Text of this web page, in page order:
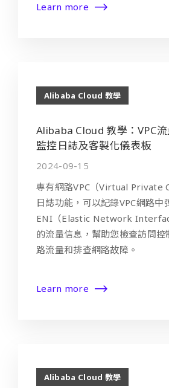
Learn more
Alibaba Cloud 教學
Alibaba Cloud 教學：VPC
監控日誌及客製化儀表板
2024-09-15
專有網路VPC（Virtual Private
日誌功能，可以記錄VPC網路中
ENI（Elastic Network
的流量信息，幫助您檢查訪問
路流量和排查網路故障。
Learn more
Alibaba Cloud 教學